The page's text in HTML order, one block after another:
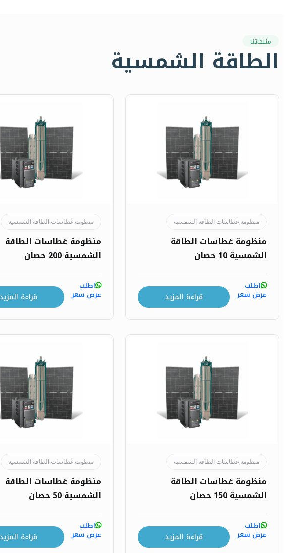
منتجاتنا
الطاقة الشمسية
منظومة غطاسات الطاقة الشمسية
منظومة غطاسات الطاقة
الشمسية 10 حصان
اطلب
عرض سعر قراءة المزيد
منظومة غطاسات الطاقة الشمسية
منظومة غطاسات الطاقة
الشمسية 200 حصان
اطلب
عرض سعر قراءة المزيد
منظومة غطاسات الطاقة الشمسية
منظومة غطاسات الطاقة
الشمسية 150 حصان
اطلب
عرض سعر قراءة المزيد
منظومة غطاسات الطاقة الشمسية
منظومة غطاسات الطاقة
الشمسية 50 حصان
اطلب
عرض سعر قراءة المزيد